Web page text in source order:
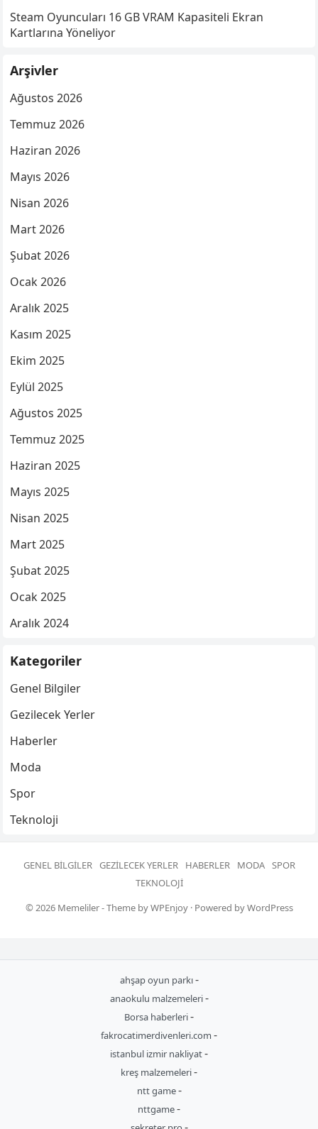
Steam Oyuncuları 16 GB VRAM Kapasiteli Ekran
Kartlarına Yöneliyor
Arşivler
Ağustos 2026
Temmuz 2026
Haziran 2026
Mayıs 2026
Nisan 2026
Mart 2026
Şubat 2026
Ocak 2026
Aralık 2025
Kasım 2025
Ekim 2025
Eylül 2025
Ağustos 2025
Temmuz 2025
Haziran 2025
Mayıs 2025
Nisan 2025
Mart 2025
Şubat 2025
Ocak 2025
Aralık 2024
Kategoriler
Genel Bilgiler
Gezilecek Yerler
Haberler
Moda
Spor
Teknoloji
GENEL BILGILER GEZILECEK YERLER HABERLER MODA SPOR
TEKNOLOJI
© 2026 Memeliler- Theme byWPEnjoy· Powered byWordPress
ahşap oyun parkı-
anaokulu malzemeleri-
Borsa haberleri-
fakrocatimerdivenleri.com -
istanbul izmir nakliyat-
kreş malzemeleri-
ntt game-
nttgame-